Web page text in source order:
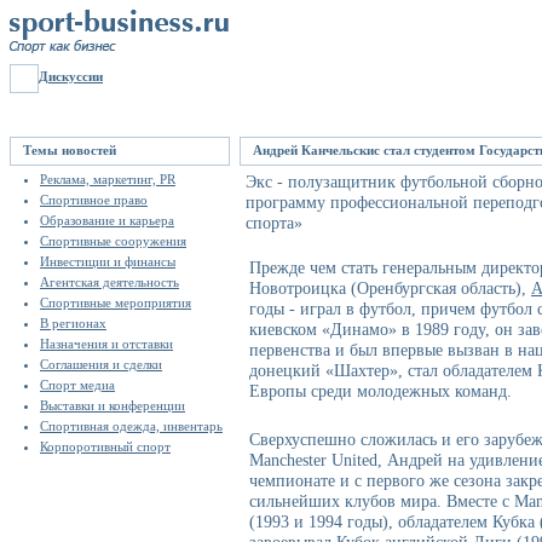
Дискуссии
Темы новостей
Реклама, маркетинг, PR
Спортивное право
Образование и карьера
Спортивные сооружения
Инвестиции и финансы
Агентская деятельность
Спортивные мероприятия
В регионах
Назначения и отставки
Соглашения и сделки
Спорт медиа
Выставки и конференции
Спортивная одежда, инвентарь
Корпоротивный спорт
Андрей Канчельскис стал студентом
Экс - полузащитник футбольной
программу профессиональной
спорта»
Прежде чем стать генеральным
Новотроицка (Оренбургская область),
годы - играл в футбол, причем футбол
киевском «Динамо» в 1989 году, он
первенства и был впервые вызван в
донецкий «Шахтер», стал
Европы среди молодежных команд.
Сверхуспешно сложилась и его
Manchester United, Андрей на
чемпионате и с первого же сезона
сильнейших клубов мира. Вместе с
(1993 и 1994 годы), обладателем